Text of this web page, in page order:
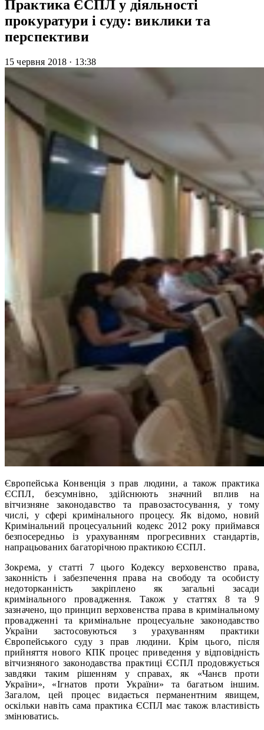
Практика ЄСПЛ у діяльності
прокуратури і суду: виклики та
перспективи
15 червня 2018 · 13:38
Європейська Конвенція з прав людини, а також практика
ЄСПЛ, безсумнівно, здійснюють значний вплив на
вітчизняне законодавство та правозастосування, у тому
числі, у сфері кримінального процесу. Як відомо, новий
Кримінальний процесуальний кодекс 2012 року приймався
безпосередньо із урахуванням прогресивних стандартів,
напрацьованих багаторічною практикою ЄСПЛ.
Зокрема, у статті 7 цього Кодексу верховенство права,
законність і забезпечення права на свободу та особисту
недоторканність закріплено як загальні засади
кримінального провадження. Також у статтях 8 та 9
зазначено, що принцип верховенства права в кримінальному
провадженні та кримінальне процесуальне законодавство
України застосовуються з урахуванням практики
Європейського суду з прав людини. Крім цього, після
прийняття нового КПК процес приведення у відповідність
вітчизняного законодавства практиці ЄСПЛ продовжується
завдяки таким рішенням у справах, як «Чанєв проти
України», «Ігнатов проти України» та багатьом іншим.
Загалом, цей процес видається перманентним явищем,
оскільки навіть сама практика ЄСПЛ має також властивість
змінюватись.